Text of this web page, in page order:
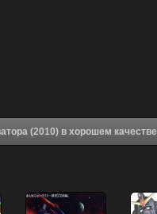
Аниме Мобильный воин Гандам 00: Пробуждение Инноватора (2010) в хорошем качестве